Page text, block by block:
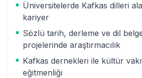
Üniversitelerde Kafkas dilleri
kariyer
Sözlü tarih, derleme ve dil
projelerinde araştırmacılık
Kafkas dernekleri ile kültür
eğitmenliği